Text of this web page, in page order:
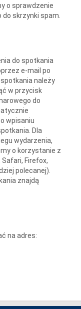
o sprawdzenie
skrzynki spam.
do spotkania
e-mail po
należy
w przycisk
do
wpisaniu
Dla
wydarzenia,
o korzystanie z
Firefox,
polecanej).
znajdą
na adres: